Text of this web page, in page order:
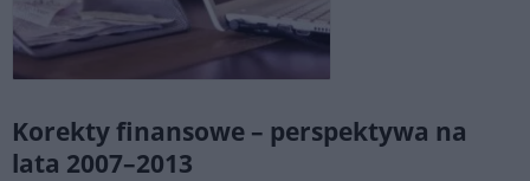
Korekty finansowe – perspektywa na
lata 2007–2013